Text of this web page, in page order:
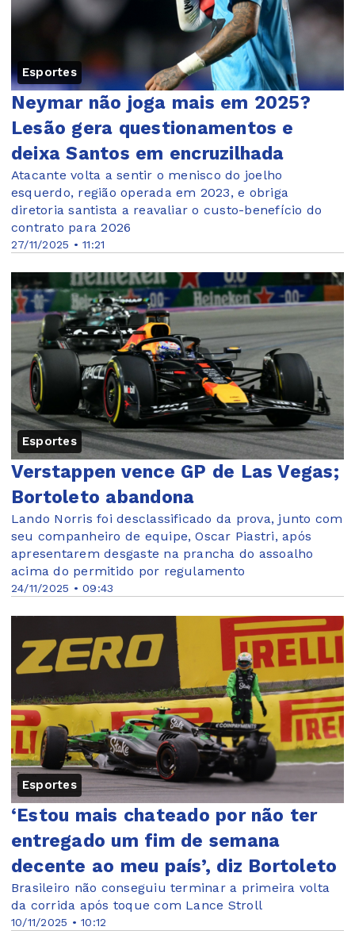
Esportes
27/11/2025 • 11:21
Neymar não joga mais em 2025?
Lesão gera questionamentos e
deixa Santos em encruzilhada
Atacante volta a sentir o menisco do joelho
esquerdo, região operada em 2023, e obriga
diretoria santista a reavaliar o custo-benefício do
contrato para 2026
Esportes
24/11/2025 • 09:43
Verstappen vence GP de Las Vegas;
Bortoleto abandona
Lando Norris foi desclassificado da prova, junto com
seu companheiro de equipe, Oscar Piastri, após
apresentarem desgaste na prancha do assoalho
acima do permitido por regulamento
Esportes
10/11/2025 • 10:12
‘Estou mais chateado por não ter
entregado um fim de semana
decente ao meu país’, diz Bortoleto
Brasileiro não conseguiu terminar a primeira volta
da corrida após toque com Lance Stroll